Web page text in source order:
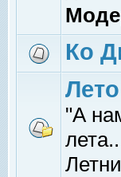
Ко
"А